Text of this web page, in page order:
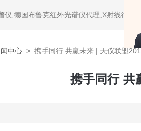
仪 德国布鲁克红外光谱仪代理 X射线衍射仪
中心 > 携手同行 共赢未来 | 天仪联盟
携手同行 共